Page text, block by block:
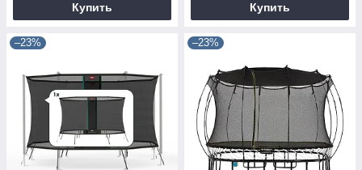
Купить Купить
–23% –23%